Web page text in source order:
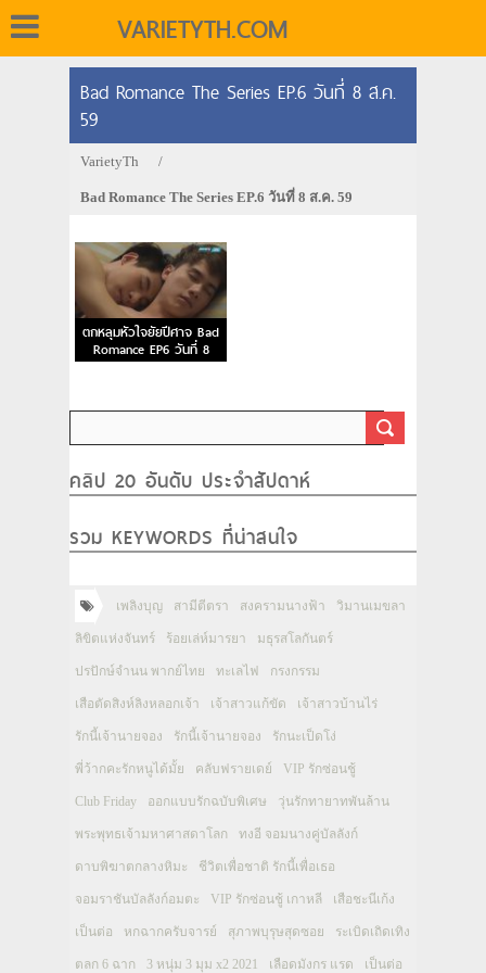
VARIETYTH.COM
Bad Romance The Series EP.6 วันที่ 8 ส.ค.
59
VarietyTh /
Bad Romance The Series EP.6 วันที่ 8 ส.ค. 59
ตกหลุมหัวใจยัยปีศาจ Bad
Romance EP6 วันที่ 8
ส.ค. 59
คลิป 20 อันดับ ประจำสัปดาห์
รวม KEYWORDS ที่น่าสนใจ
เพลิงบุญ สามีตีตรา สงครามนางฟ้า วิมานเมขลา
ลิขิตแห่งจันทร์ ร้อยเล่ห์มารยา มธุรสโลกันตร์
ปรปักษ์จำนน พากย์ไทย ทะเลไฟ กรงกรรม
เสือตัดสิงห์ลิงหลอกเจ้า เจ้าสาวแก้ขัด เจ้าสาวบ้านไร่
รักนี้เจ้านายจอง รักนี้เจ้านายจอง รักนะเป็ดโง่
พี่ว้ากคะรักหนูได้มั้ย คลับฟรายเดย์ VIP รักซ่อนชู้
Club Friday ออกแบบรักฉบับพิเศษ วุ่นรักทายาทพันล้าน
พระพุทธเจ้ามหาศาสดาโลก ทงอี จอมนางคู่บัลลังก์
ดาบพิฆาตกลางหิมะ ชีวิตเพื่อชาติ รักนี้เพื่อเธอ
จอมราชันบัลลังก์อมตะ VIP รักซ่อนชู้ เกาหลี เสือชะนีเก้ง
เป็นต่อ หกฉากครับจารย์ สุภาพบุรุษสุดซอย ระเบิดเถิดเทิง
ตลก 6 ฉาก 3 หนุ่ม 3 มุม x2 2021 เลือดมังกร แรด เป็นต่อ